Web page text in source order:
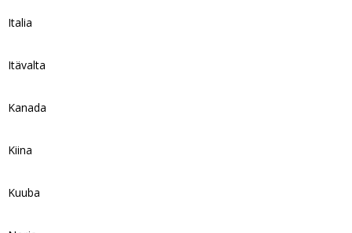
Italia
Itävalta
Kanada
Kiina
Kuuba